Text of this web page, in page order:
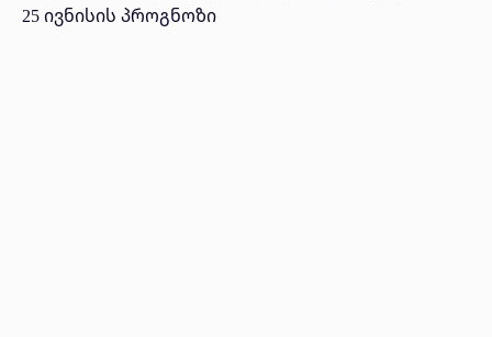
25 ივნისის პროგნოზი